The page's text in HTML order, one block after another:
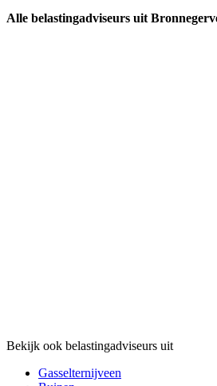
Alle belastingadviseurs uit
Bekijk ook belastingadviseurs uit
Gasselternijveen